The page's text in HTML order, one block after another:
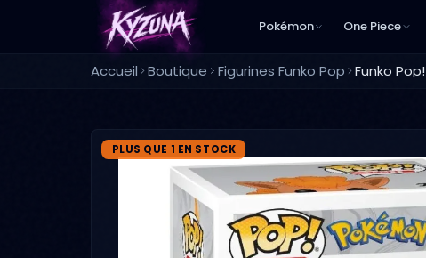
Pokémon One Piece
Accueil Boutique Figurines Funko Pop
PLUS QUE 1 EN STOCK